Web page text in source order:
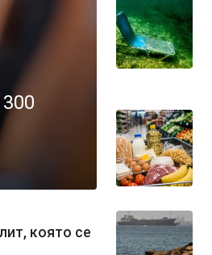
която се